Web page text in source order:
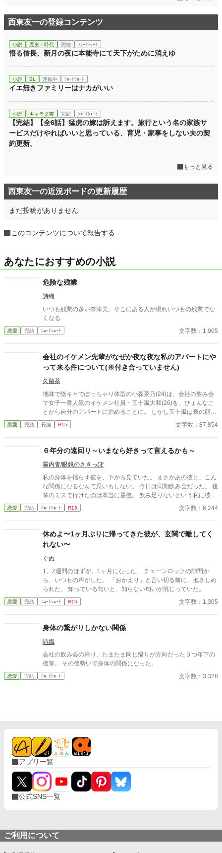
西東友一の登録コンテンツ
小説 歴史・時代 完結 ｼｮｰﾄｼｮｰﾄ
悟る信長、新月の夜に本能寺にて天下がために消えゆ
小説 BL 連載中 ｼｮｰﾄｼｮｰﾄ
イエ無きファミリーはナカがいい
小説 キャラ文芸 完結 ｼｮｰﾄｼｮｰﾄ
【完結】【全6話】猛虎の嫁は訴えます。旅行という名の家族サ
ービスだけやればいいと思っている、育児・家事をしない夫の契
約更新。
もっと見る
西東友一の近況ボードの更新履歴
まだ投稿がありません
このコンテンツについて報告する
あなたにおすすめの小説
危険な残業
詩織
いつも残業の多い奈津美。そこにある人が現れいつもの残業でな
くなる
恋愛 完結 ｼｮｰﾄｼｮｰﾄ 文字数：1,905
会社のイケメン先輩がなぜか夜な夜な私のアパートにや
って来る件について(※付き合っていません)
久留茶
地味で陰キャでぽっちゃり体型の小森菜乃(24)は、会社の飲み会
で女子一番人気のイケメン社員・五十嵐大和(26)を、ひょんなこ
とから自分のアパートに泊めることに。 しかし五十嵐は表の顔と
は別に、腹黒でひと癖もふた癖もある男だった。 「お前は俺の恋
愛対象外。ヤル気も全く起きない安全地帯」 ――酷い言葉に、菜
夜な夜な菜乃のもとへ現れるようになり……？ 溺愛×性格に難あ
りの執着男子 × 冴えない自分から変身する健気ヒロイン。 王道と
刺激が詰まったオフィスラブコメディ！ ✽全28話完結 ✽辛口で過
激な発言あり。苦手な方はご注意ください。 ✽他誌にも掲載中で
す。 ✽2026.4/11 エブリスタ用に使用している表紙に変更しまし
た。 →表紙はイラストをGrok タイトルをChatGPTでAI生成して
恋愛 完結 長編 R15 文字数：87,854
６年分の遠回り～いまなら好きって言えるかも～
霧内杳/眼鏡のさきっぽ
私の身体を揺らす彼を、下から見ていた。 まさかあの彼と、こん
な関係になるなんて思いもしない。 今日は同期飲み会だった。 後
輩のミスで行けたのは本当に最後。 飲み足りないという私に彼は
付き合ってくれた。 彼とは入社当時、部署は違ったが同じ仕事に
携わっていた。 きっとあの頃のわたしは、彼が好きだったんだと
のせいで、その一線は越えられなかった。 でも、あれから変わっ
た私なら……。 ****** 2021/05/29 公開 ****** 表紙 いもこは妹
pixivID:11163077
恋愛 完結 ｼｮｰﾄｼｮｰﾄ R15 文字数：6,244
休めよ〜1ヶ月ぶりに帰ってきた彼が、玄関で離してく
れない〜
ぐぬ
1、2週間のはずが、1ヶ月になった。 チェーンロックの隙間か
ら、いつもの声がした。 「おかえり」と言い切る前に、抱きしめ
られた。 知っている匂いと、知らない匂いが混じっていた。
恋愛 完結 ｼｮｰﾄｼｮｰﾄ R15 文字数：1,305
身体の繋がりしかない関係
詩織
会社の飲み会の帰り、たまたま同じ帰りが方向だった３つ年下の
後輩。 その後勢いで身体の関係になった。
恋愛 完結 ｼｮｰﾄｼｮｰﾄ 文字数：3,328
アプリ一覧
公式SNS一覧
ご利用について